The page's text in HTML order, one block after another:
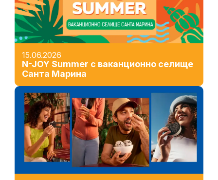
15.06.2026
N-JOY Summer с ваканционно селище
Санта Марина